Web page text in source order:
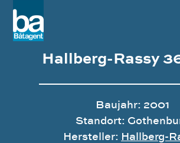
Hallberg-Rassy
Baujahr: 2001
Standort:
Hersteller: Hallberg-